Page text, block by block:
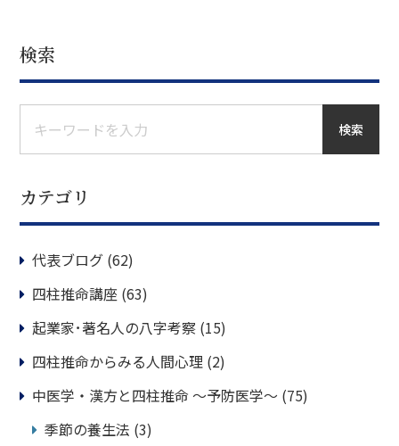
検索
検索
カテゴリ
代表ブログ (62)
四柱推命講座 (63)
起業家･著名人の八字考察 (15)
四柱推命からみる人間心理 (2)
中医学・漢方と四柱推命 ～予防医学～ (75)
季節の養生法 (3)